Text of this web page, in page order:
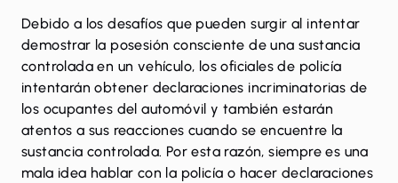
Debido a los desafíos que pueden surgir al intentar
demostrar la posesión consciente de una sustancia
controlada en un vehículo, los oficiales de policía
intentarán obtener declaraciones incriminatorias de
los ocupantes del automóvil y también estarán
atentos a sus reacciones cuando se encuentre la
sustancia controlada. Por esta razón, siempre es una
mala idea hablar con la policía o hacer declaraciones